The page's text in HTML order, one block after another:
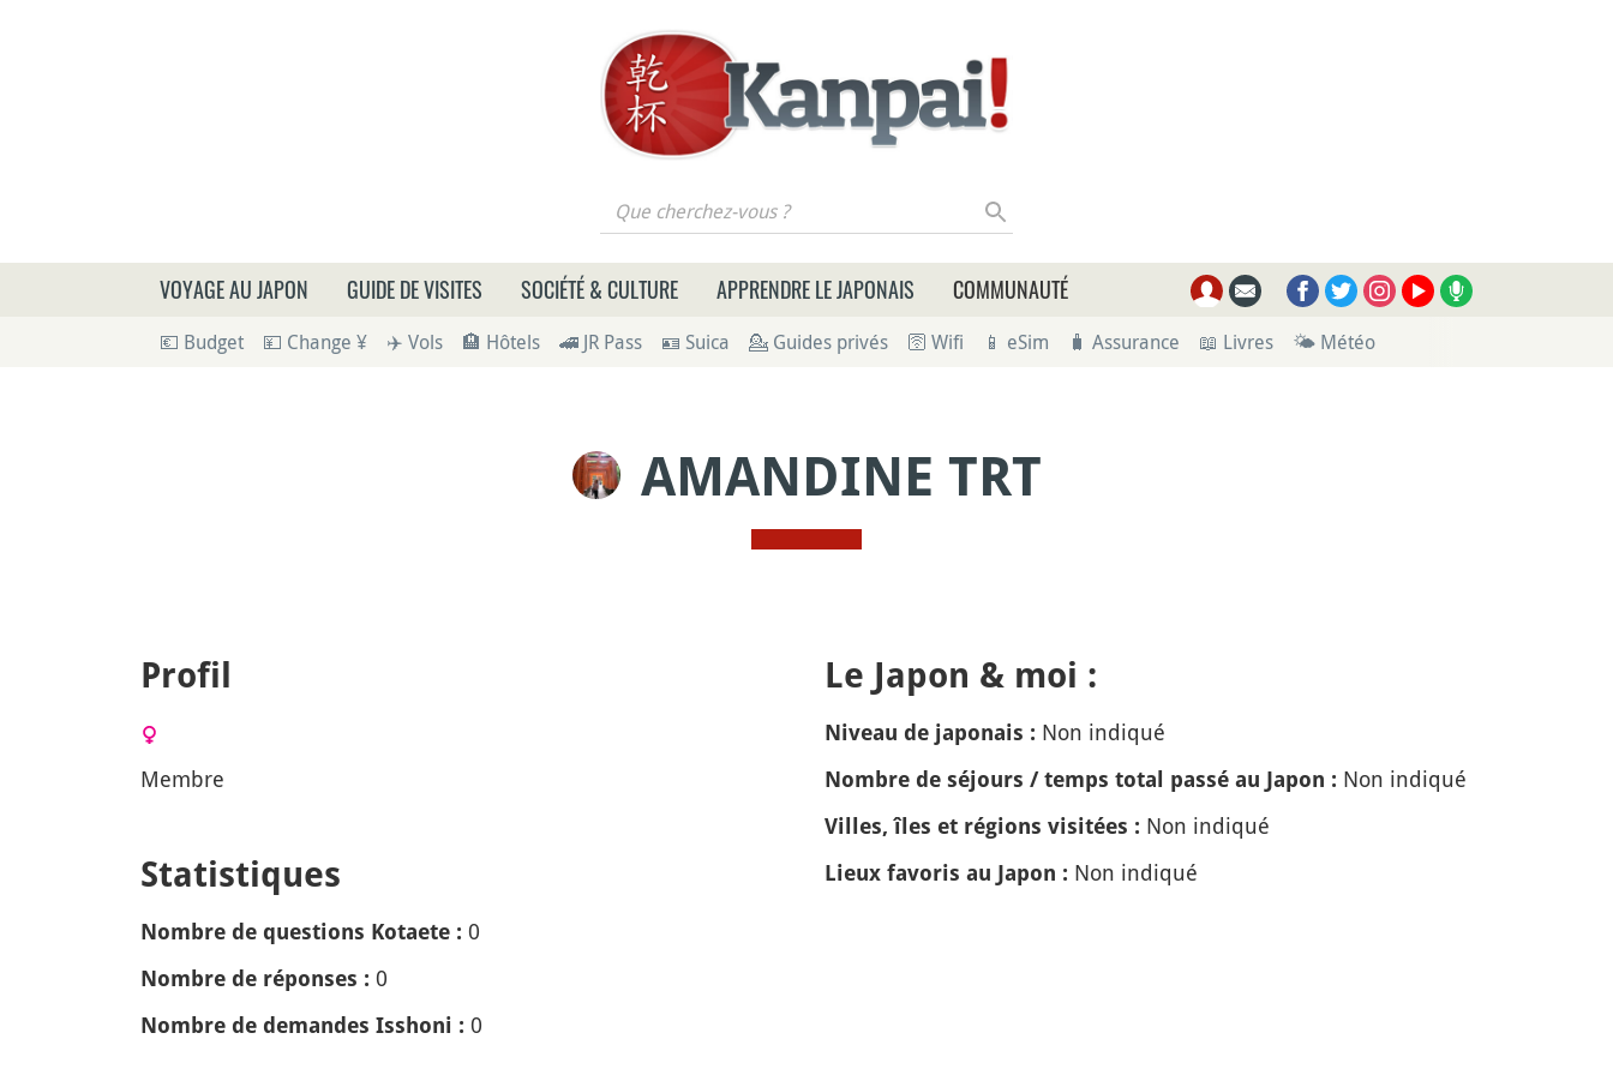
Que cherchez-vous ?
VOYAGE AU JAPON GUIDE DE VISITES SOCIÉTÉ & CULTURE APPRENDRE LE JAPONAIS COMMUNAUTÉ
💶 Budget 💴 Change ¥ ✈️ Vols 🏨 Hôtels 🚄 JR Pass 🪪 Suica 💁 Guides privés 🛜 Wifi 📱 eSim 🧳 Assurance 📖 Livres 🌤 Météo
AMANDINE TRT
Profil
Membre
Statistiques
Nombre de questions Kotaete : 0
Nombre de réponses : 0
Nombre de demandes Isshoni : 0
Le Japon & moi :
Niveau de japonais : Non indiqué
Nombre de séjours / temps total passé au Japon : Non indiqué
Villes, îles et régions visitées : Non indiqué
Lieux favoris au Japon : Non indiqué